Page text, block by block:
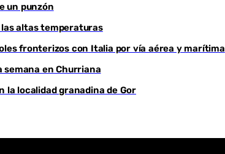
un punzón
altas temperaturas
fronterizos con Italia por vía aérea y marítima
semana en Churriana
la localidad granadina de Gor